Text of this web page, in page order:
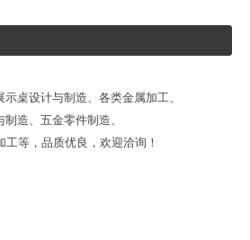
桌设计与制造、各类金属加工、
造、五金零件制造、
等，品质优良，欢迎洽询！